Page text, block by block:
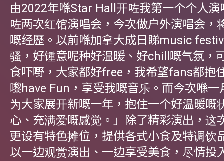
由2022年喺Star Hall开咗我第一个个人演
咗两次红馆演唱会，今次做户外演唱会，
嘅经歷。以前喺加拿大成日睇music
骚，好锺意呢种好温暖、好chill嘅气氛，
食吓嘢，大家都好free，我希望fans都抱
嚟have Fun，享受我嘅音乐。而今次喺一
为大家展开新嘅一年，抱住一个好温暖嘅
心、充满爱嘅感觉。」除了精彩演出，这
更设有特色摊位，提供各式小食及特调饮
以一边观赏演出、一边享受美食，尽情投